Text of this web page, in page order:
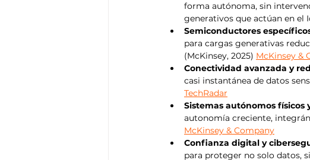
forma autónoma, sin
generativos que actúan en el
Semiconductores
para cargas generativas
(McKinsey, 2025) McKinsey &
Conectividad avanzada y
casi instantánea de datos
TechRadar
Sistemas autónomos físicos
autonomía creciente,
McKinsey & Company
Confianza digital y
para proteger no solo datos,